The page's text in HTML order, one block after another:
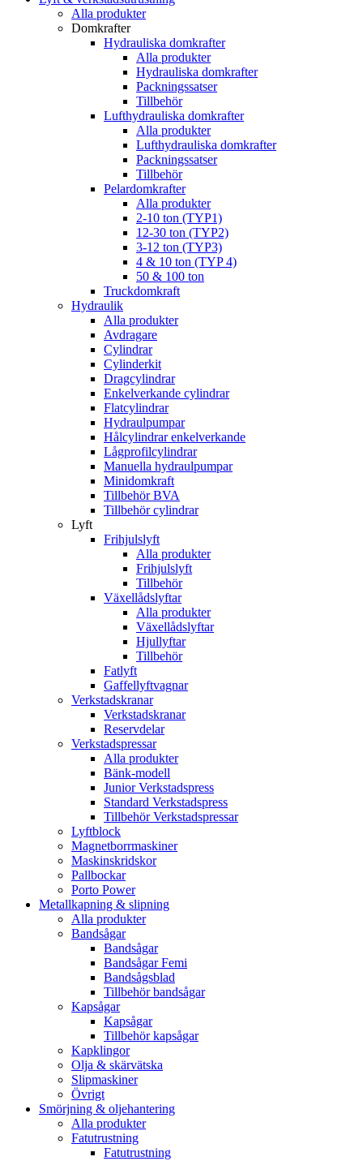
Alla produkter
Domkrafter
Hydrauliska domkrafter
Alla produkter
Hydrauliska domkrafter
Packningssatser
Tillbehör
Lufthydrauliska domkrafter
Alla produkter
Lufthydrauliska domkrafter
Packningssatser
Tillbehör
Pelardomkrafter
Alla produkter
2-10 ton (TYP1)
12-30 ton (TYP2)
3-12 ton (TYP3)
4 & 10 ton (TYP 4)
50 & 100 ton
Truckdomkraft
Hydraulik
Alla produkter
Avdragare
Cylindrar
Cylinderkit
Dragcylindrar
Enkelverkande cylindrar
Flatcylindrar
Hydraulpumpar
Hålcylindrar enkelverkande
Lågprofilcylindrar
Manuella hydraulpumpar
Minidomkraft
Tillbehör BVA
Tillbehör cylindrar
Lyft
Frihjulslyft
Alla produkter
Frihjulslyft
Tillbehör
Växellådslyftar
Alla produkter
Växellådslyftar
Hjullyftar
Tillbehör
Fatlyft
Gaffellyftvagnar
Verkstadskranar
Verkstadskranar
Reservdelar
Verkstadspressar
Alla produkter
Bänk-modell
Junior Verkstadspress
Standard Verkstadspress
Tillbehör Verkstadspressar
Lyftblock
Magnetborrmaskiner
Maskinskridskor
Pallbockar
Porto Power
Metallkapning & slipning
Alla produkter
Bandsågar
Bandsågar
Bandsågar Femi
Bandsågsblad
Tillbehör bandsågar
Kapsågar
Kapsågar
Tillbehör kapsågar
Kapklingor
Olja & skärvätska
Slipmaskiner
Övrigt
Smörjning & oljehantering
Alla produkter
Fatutrustning
Fatutrustning